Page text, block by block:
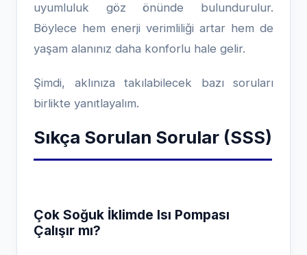
uyumluluk göz önünde bulundurulur.
Böylece hem enerji verimliliği artar hem de
yaşam alanınız daha konforlu hale gelir.
Şimdi, aklınıza takılabilecek bazı soruları
birlikte yanıtlayalım.
Sıkça Sorulan Sorular (SSS)
Çok Soğuk İklimde Isı Pompası
Çalışır mı?